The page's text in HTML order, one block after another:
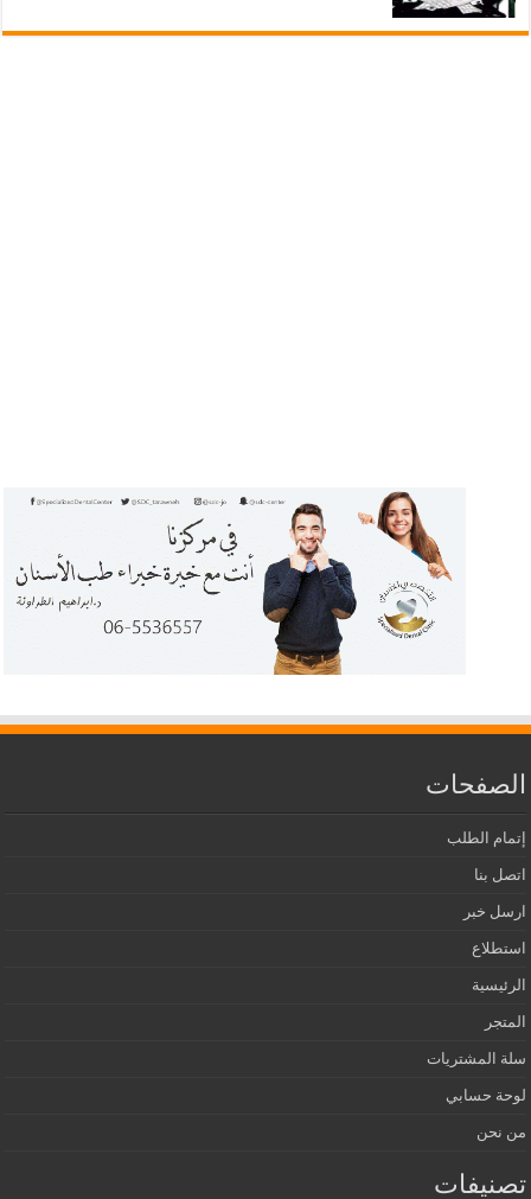
الصفحات
إتمام الطلب
اتصل بنا
ارسل خبر
استطلاع
الرئيسية
المتجر
سلة المشتريات
لوحة حسابي
من نحن
تصنيفات